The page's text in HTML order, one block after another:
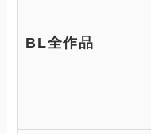
BL全作品